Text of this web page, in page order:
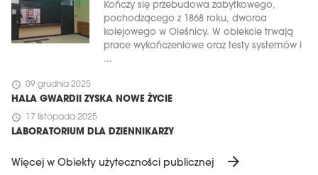
Kończy się przebudowa zabytkowego,
pochodzącego z 1868 roku, dworca
kolejowego w Oleśnicy. W obiekcie trwają
prace wykończeniowe oraz testy systemów i
...
schedule 09 grudnia 2025
HALA GWARDII ZYSKA NOWE ŻYCIE
schedule 17 listopada 2025
LABORATORIUM DLA DZIENNIKARZY
Więcej w Obiekty użyteczności publicznej arrow_forward